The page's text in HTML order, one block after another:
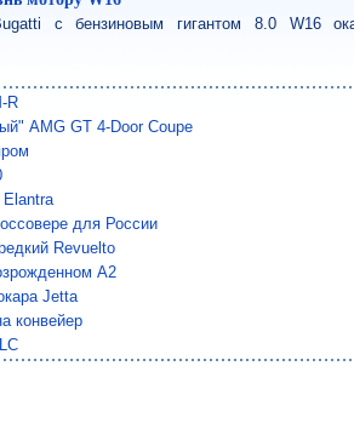
с бензиновым гигантом 8.0 W16
R
AMG GT 4-Door Coupe
для России
Revuelto
A2
Jetta
конвейер